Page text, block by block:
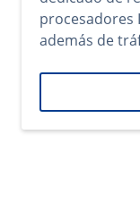
procesadores
además de